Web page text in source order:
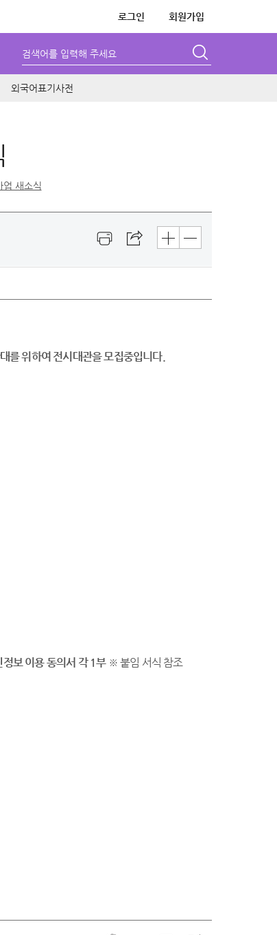
로그인 회원가입
검색어를 입력해 주세요
외국어표기사전
업 새소식
를 위하여 전시대관을 모집중입니다.
정보 이용 동의서 각 1부※ 붙임 서식 참조